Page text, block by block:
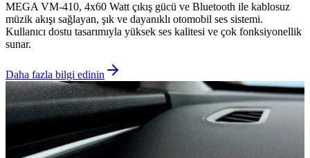
MEGA VM-410, 4x60 Watt çıkış gücü ve Bluetooth ile kablosuz
müzik akışı sağlayan, şık ve dayanıklı otomobil ses sistemi.
Kullanıcı dostu tasarımıyla yüksek ses kalitesi ve çok fonksiyonellik
sunar.
Daha fazla bilgi edinin